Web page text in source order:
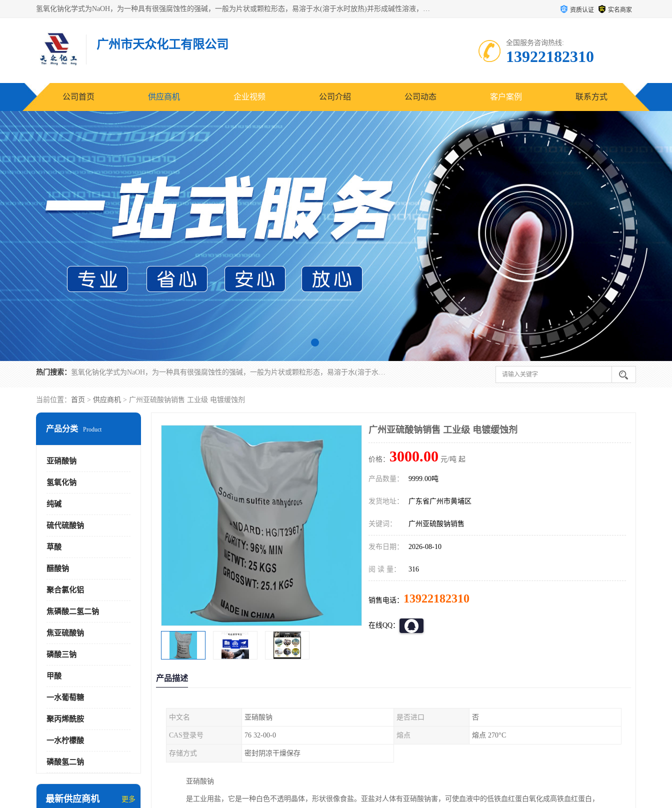
氢氧化钠化学式为NaOH，为一种具有很强腐蚀性的强碱，一般为片状或颗粒形态，易溶于水(溶于水时放热)并形成碱性溶液，另有潮解性，易吸取空气中的水蒸气(潮解)和(变质)。NaOH是化学实验室其中一种必备的化学品，亦为常见的化工品之一。纯品是无色透明的晶体。密度2.130g/cm3。熔点318.4℃。沸点1390℃。工业品含有少量的氯化和碳酸，是白色不透明的晶体。 资质认证 实名商家
广州市天众化工有限公司 全国服务咨询热线:
13922182310
公司首页 供应商机 企业视频 公司介绍 公司动态 客户案例 联系方式
热门搜索： 氢氧化钠化学式为NaOH，为一种具有很强腐蚀性的强碱，一般为片状或颗粒形态，易溶于水(溶于水时放热)并形成碱性溶液，另有潮解性，易吸取空气中的水蒸气(潮解)和(变质)。NaOH是化学实验室其中一种必备的化学品，亦为常见的化工品之一。纯品是无色透明的晶体。密度2.130g/cm3。熔点318.4℃。沸点1390℃。工业品含有少量的氯化和碳酸，是白色不透明的晶体。
当前位置： 首页 > 供应商机 > 广州亚硫酸钠销售 工业级 电镀缓蚀剂
产品分类 Product
亚硝酸钠
氢氧化钠
纯碱
硫代硫酸钠
草酸
醋酸钠
聚合氯化铝
焦磷酸二氢二钠
焦亚硫酸钠
磷酸三钠
甲酸
一水葡萄糖
聚丙烯酰胺
一水柠檬酸
磷酸氢二钠
最新供应商机 更多
广州亚硫酸钠销售 工业级 电镀缓蚀剂
价格： 3000.00 元/吨 起
产品数量： 9999.00吨
发货地址： 广东省广州市黄埔区
关键词： 广州亚硫酸钠销售
发布日期： 2026-08-10
阅 读 量： 316
销售电话： 13922182310
在线QQ：
产品描述
中文名 亚硝酸钠 是否进口 否
CAS登录号 76 32-00-0 熔点 熔点 270°C
存储方式 密封阴凉干燥保存
亚硝酸钠
是工业用盐，它是一种白色不透明晶体，形状很像食盐。亚盐对人体有亚硝酸钠害，可使血液中的低铁血红蛋白氧化成高铁血红蛋白，